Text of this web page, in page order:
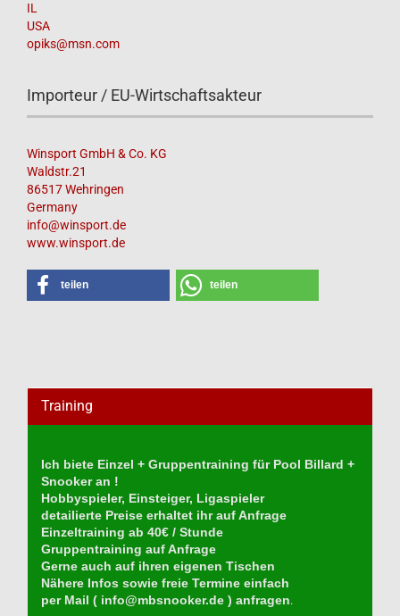
IL
USA
opiks@msn.com
Importeur / EU-Wirtschaftsakteur
Winsport GmbH & Co. KG
Waldstr.21
86517 Wehringen
Germany
info@winsport.de
www.winsport.de
teilen teilen
Training
Ich biete Einzel + Gruppentraining für Pool Billard +
Snooker an !
Hobbyspieler, Einsteiger, Ligaspieler
detailierte Preise erhaltet ihr auf Anfrage
Einzeltraining ab 40€ / Stunde
Gruppentraining auf Anfrage
Gerne auch auf ihren eigenen Tischen
Nähere Infos sowie freie Termine einfach
per Mail ( info@mbsnooker.de ) anfragen.